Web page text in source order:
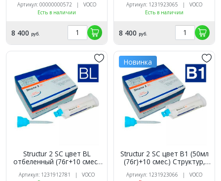
Артикул: 00000000572 | VOCO
Есть в наличии
8 400 руб.
Артикул: 1231923065 | VOCO
Есть в наличии
8 400 руб.
Structur 2 SC цвет BL
отбеленный (76г+10 смес.)
Артикул: 1231912781 | VOCO
Новинка
Structur 2 SC цвет В1 (50мл
(76г)+10 смес.) Структур,
Артикул: 1231923066 | VOCO